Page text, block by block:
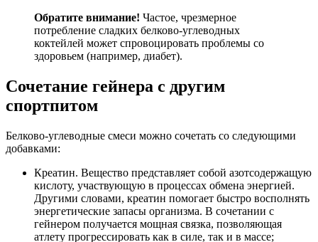
Обратите внимание! Частое, чрезмерное
потребление сладких белково-углеводных
коктейлей может спровоцировать проблемы со
здоровьем (например, диабет).
Сочетание гейнера с другим
спортпитом
Белково-углеводные смеси можно сочетать со следующими
добавками:
Креатин. Вещество представляет собой азотсодержащую
кислоту, участвующую в процессах обмена энергией.
Другими словами, креатин помогает быстро восполнять
энергетические запасы организма. В сочетании с
гейнером получается мощная связка, позволяющая
атлету прогрессировать как в силе, так и в массе;